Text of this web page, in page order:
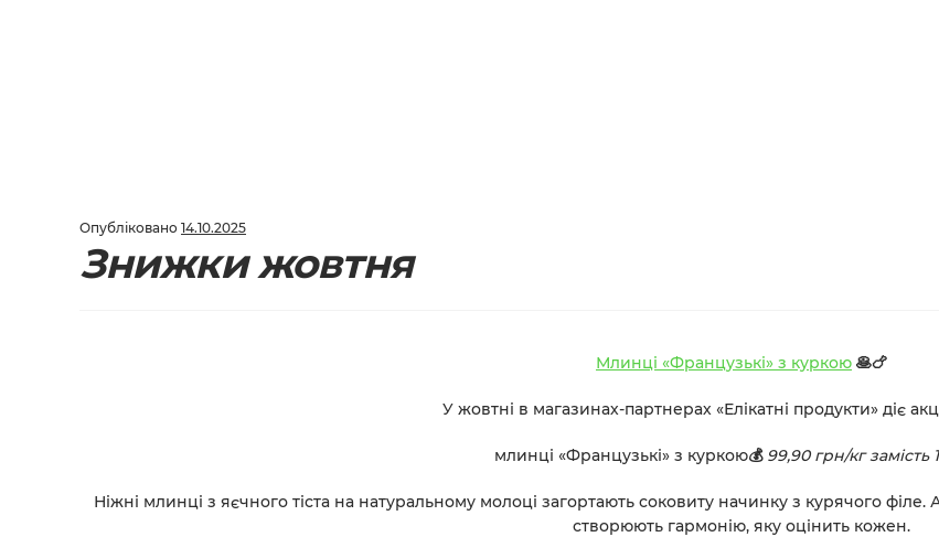
Опубліковано 14.10.2025
Знижки жовтня
Млинці «Французькі» з куркою 🥞🍗
У жовтні в магазинах-партнерах «Елікатні продукти» діє
млинці «Французькі» з куркою💰 99,90 грн/кг замість
Ніжні млинці з яєчного тіста на натуральному молоці загортають соковиту начинку з курячого
створюють гармонію, яку оцінить кожен.